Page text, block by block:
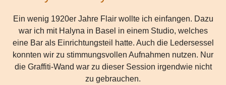
Ein wenig 1920er Jahre Flair wollte ich einfangen. Dazu
war ich mit Halyna in Basel in einem Studio, welches
eine Bar als Einrichtungsteil hatte. Auch die Ledersessel
konnten wir zu stimmungsvollen Aufnahmen nutzen. Nur
die Graffiti-Wand war zu dieser Session irgendwie nicht
zu gebrauchen.